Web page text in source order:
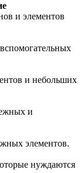
и элементов
и небольших
и
элементов.
нуждаются